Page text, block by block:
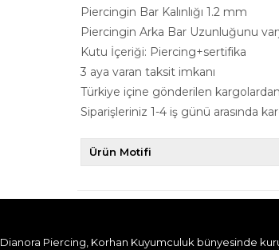
Piercingin Bar Kalınlığı 1.2 mm
Piercingin Arka Bar Uzunluğunu
Kutu İçeriği: Piercing+sertifika
3 aya varan taksit imkanı
Türkiye içine gönderilen
Siparişleriniz 1-4 iş günü arasında
Ürün Motifi
Dianora Piercing, Korhan Kuyumculuk bünyesinde